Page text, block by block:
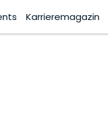
Karrieremagazin